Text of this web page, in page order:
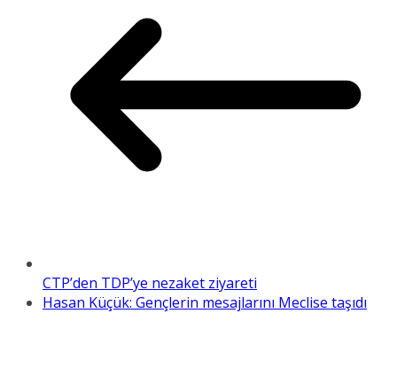
CTP’den TDP’ye nezaket ziyareti
Hasan Küçük: Gençlerin mesajlarını Meclise taşıdı